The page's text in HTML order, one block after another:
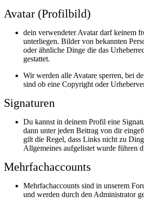
Avatar (Profilbild)
dein verwendeter Avatar darf keinem
unterliegen. Bilder von bekannten
oder ähnliche Dinge die das
gestattet.
Wir werden alle Avatare sperren, bei
sind ob eine Copyright oder
Signaturen
Du kannst in deinem Profil eine
dann unter jeden Beitrag von dir
gilt die Regel, dass Links nicht zu
Allgemeines aufgelistet wurde führen
Mehrfachaccounts
Mehrfachaccounts sind in unserem
und werden durch den Administrator